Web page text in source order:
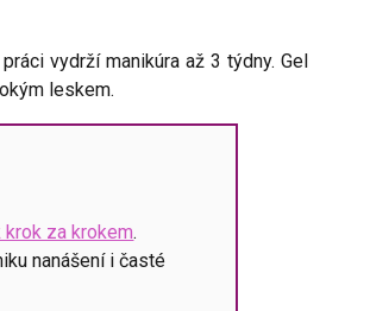
vydrží manikúra až 3 týdny. Gel
leskem.
za krokem.
nanášení i časté